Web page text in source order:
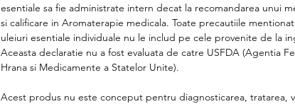
esentiale sa fie administrate intern decat la recomandarea unui
si calificare in Aromaterapie medicala. Toate precautiile
uleiuri esentiale individuale nu le includ pe cele provenite de la
Aceasta declaratie nu a fost evaluata de catre USFDA (Agentia
Hrana si Medicamente a Statelor Unite).
Acest produs nu este conceput pentru diagnosticarea, tratarea,